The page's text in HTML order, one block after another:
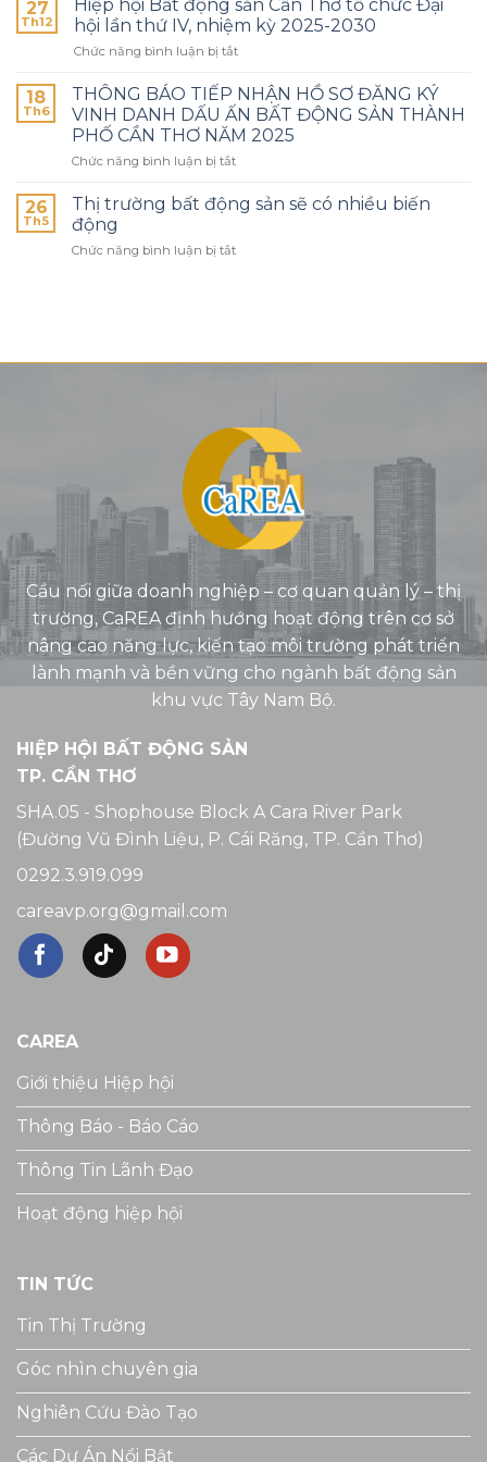
27
Th12
Hiệp hội Bất động sản Cần Thơ tổ chức Đại
hội lần thứ IV, nhiệm kỳ 2025-2030
Chức năng bình luận bị tắt
18
Th6
THÔNG BÁO TIẾP NHẬN HỒ SƠ ĐĂNG KÝ
VINH DANH DẤU ẤN BẤT ĐỘNG SẢN THÀNH
PHỐ CẦN THƠ NĂM 2025
Chức năng bình luận bị tắt
26
Th5
Thị trường bất động sản sẽ có nhiều biến
động
Chức năng bình luận bị tắt
Cầu nối giữa doanh nghiệp – cơ quan quản lý – thị
trường, CaREA định hướng hoạt động trên cơ sở
nâng cao năng lực, kiến tạo môi trường phát triển
lành mạnh và bền vững cho ngành bất động sản
khu vực Tây Nam Bộ.
HIỆP HỘI BẤT ĐỘNG SẢN
TP. CẦN THƠ
SHA.05 - Shophouse Block A Cara River Park
(Đường Vũ Đình Liệu, P. Cái Răng, TP. Cần Thơ)
0292.3.919.099
careavp.org@gmail.com
CAREA
Giới thiệu Hiệp hội
Thông Báo - Báo Cáo
Thông Tin Lãnh Đạo
Hoạt động hiệp hội
TIN TỨC
Tin Thị Trường
Góc nhìn chuyên gia
Nghiên Cứu Đào Tạo
Các Dự Án Nổi Bật